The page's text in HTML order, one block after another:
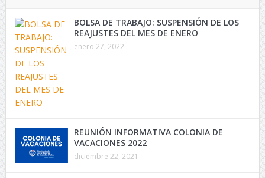
BOLSA DE TRABAJO: SUSPENSIÓN DE LOS
REAJUSTES DEL MES DE ENERO
enero 27, 2022
REUNIÓN INFORMATIVA COLONIA DE
VACACIONES 2022
diciembre 22, 2021